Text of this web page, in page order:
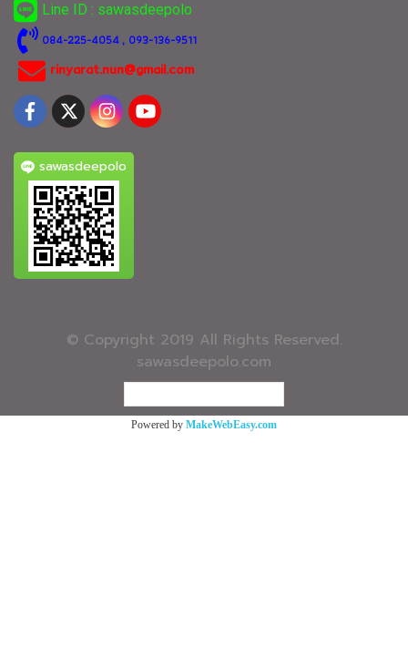
Line ID : sawasdeepolo
084-225-4054, 093-136-9511
rinyarat.nun@gmail.com
sawasdeepolo
© Copyright 2019 All Rights Reserved.
sawasdeepolo.com
Powered by MakeWebEasy.com